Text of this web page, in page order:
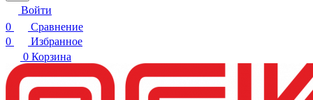
Войти
0
Сравнение
0
Избранное
0 Корзина